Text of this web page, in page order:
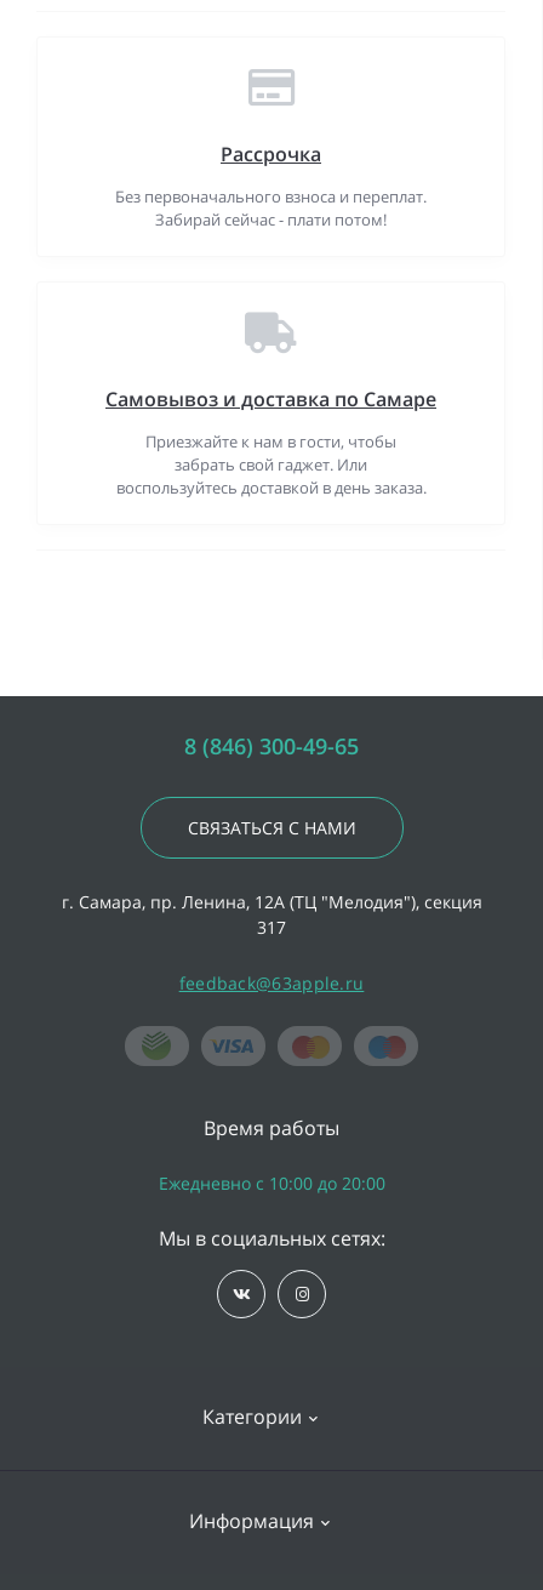
Рассрочка
Без первоначального взноса и переплат.
Забирай сейчас - плати потом!
Самовывоз и доставка по Самаре
Приезжайте к нам в гости, чтобы
забрать свой гаджет. Или
воспользуйтесь доставкой в день заказа.
8 (846) 300-49-65
СВЯЗАТЬСЯ С НАМИ
г. Самара, пр. Ленина, 12А (ТЦ "Мелодия"), секция
317
feedback@63apple.ru
Категории
Информация
Время работы
Ежедневно с 10:00 до 20:00
Мы в социальных сетях: